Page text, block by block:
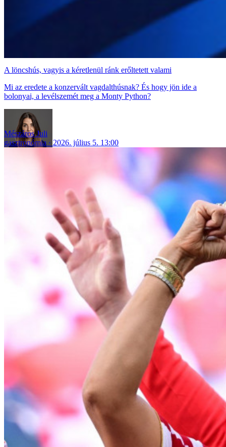
A löncshús, vagyis a kéretlenül ránk erőltetett valami
Mi az eredete a konzervált vagdalthúsnak? És hogy jön ide a
bolonyai, a levélszemét meg a Monty Python?
Mészáros Juli
gasztronómia
2026. július 5. 13:00